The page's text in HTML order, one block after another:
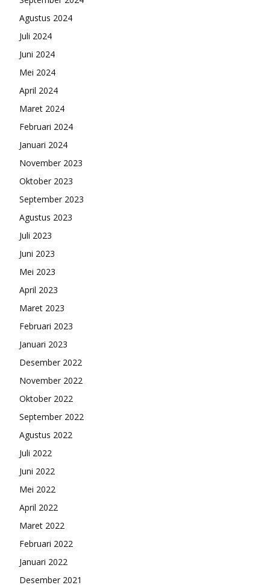
Agustus 2024
Juli 2024
Juni 2024
Mei 2024
April 2024
Maret 2024
Februari 2024
Januari 2024
November 2023
Oktober 2023
September 2023
Agustus 2023
Juli 2023
Juni 2023
Mei 2023
April 2023
Maret 2023
Februari 2023
Januari 2023
Desember 2022
November 2022
Oktober 2022
September 2022
Agustus 2022
Juli 2022
Juni 2022
Mei 2022
April 2022
Maret 2022
Februari 2022
Januari 2022
Desember 2021